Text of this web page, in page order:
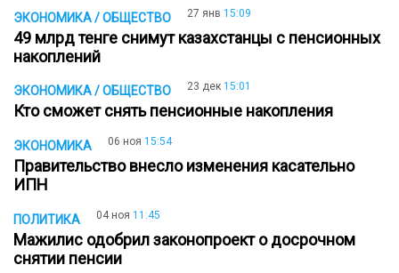
ЭКОНОМИКА / ОБЩЕСТВО 27 янв 15:09
49 млрд тенге снимут казахстанцы с пенсионных
накоплений
ЭКОНОМИКА / ОБЩЕСТВО 23 дек 15:01
Кто сможет снять пенсионные накопления
ЭКОНОМИКА 06 ноя 15:54
Правительство внесло изменения касательно
ИПН
ПОЛИТИКА 04 ноя 11:45
Мажилис одобрил законопроект о досрочном
снятии пенсии